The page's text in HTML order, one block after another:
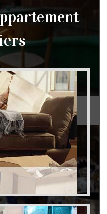
et cave 79